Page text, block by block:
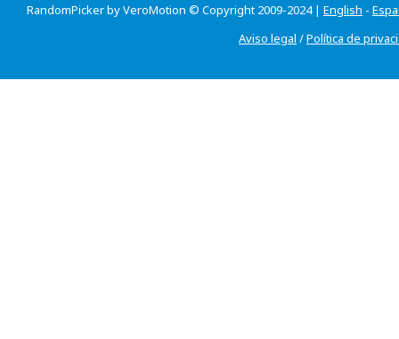
RandomPicker by VeroMotion © Copyright 2009-2024 | English -
Aviso legal /Política de